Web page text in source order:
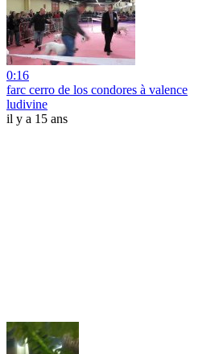
0:16
farc cerro de los condores à valence
ludivine
il y a 15 ans